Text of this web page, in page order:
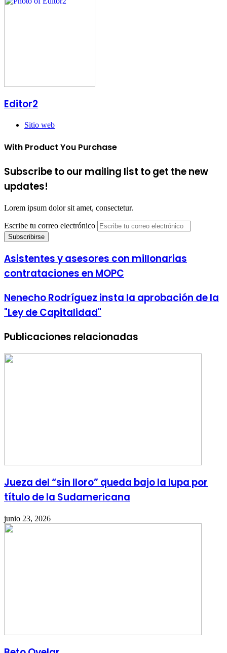
Editor2
Sitio web
With Product You Purchase
Subscribe to our mailing list to get the new
updates!
Lorem ipsum dolor sit amet, consectetur.
Escribe tu correo electrónico
Asistentes y asesores con millonarias
contrataciones en MOPC
Nenecho Rodríguez insta la aprobación de la
"Ley de Capitalidad"
Publicaciones relacionadas
Jueza del “sin lloro” queda bajo la lupa por
título de la Sudamericana
junio 23, 2026